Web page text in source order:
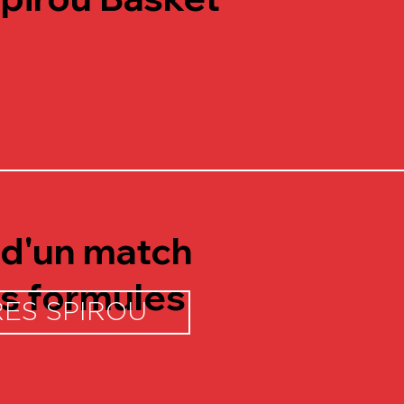
match
formules
SPIROU